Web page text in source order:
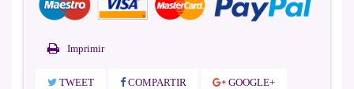
Imprimir
TWEET COMPARTIR GOOGLE+